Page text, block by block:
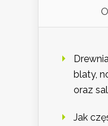
blaty,
oraz
Jak